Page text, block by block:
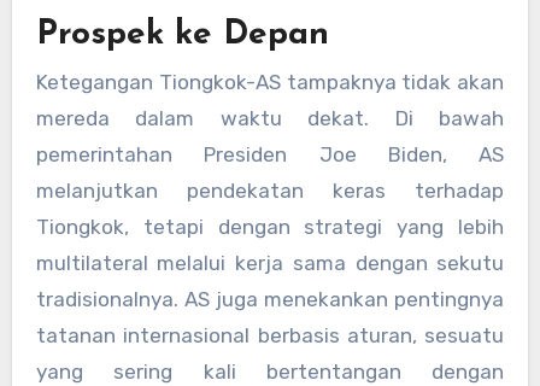
Prospek ke Depan
Ketegangan Tiongkok-AS tampaknya tidak akan
mereda dalam waktu dekat. Di bawah
pemerintahan Presiden Joe Biden, AS
melanjutkan pendekatan keras terhadap
Tiongkok, tetapi dengan strategi yang lebih
multilateral melalui kerja sama dengan sekutu
tradisionalnya. AS juga menekankan pentingnya
tatanan internasional berbasis aturan, sesuatu
yang sering kali bertentangan dengan